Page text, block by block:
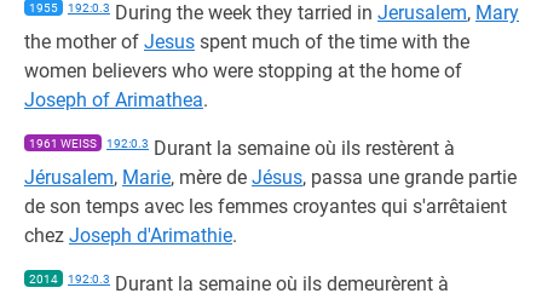
1955 192:0.3 During the week they tarried in Jerusalem, Mary
the mother of Jesus spent much of the time with the
women believers who were stopping at the home of
Joseph of Arimathea.
1961 WEISS 192:0.3 Durant la semaine où ils restèrent à
Jérusalem, Marie, mère de Jésus, passa une grande partie
de son temps avec les femmes croyantes qui s'arrêtaient
chez Joseph d'Arimathie.
2014 192:0.3 Durant la semaine où ils demeurèrent à